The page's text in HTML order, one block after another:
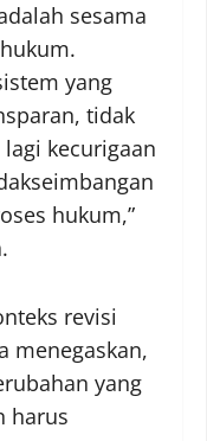
sesama
yang
tidak
kecurigaan
hukum,”
revisi
menegaskan,
yang
harus